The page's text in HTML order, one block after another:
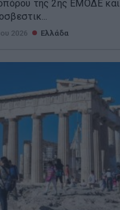
της 2ης ΕΜΟΔΕ
2026 Ελλάδα